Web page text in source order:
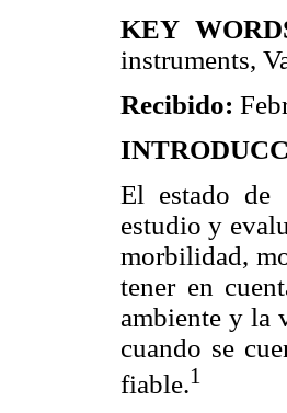
KEY
instruments,
Recibido:
El estado de
estudio y
morbilidad,
tener en
ambiente y la
cuando se
fiable.1